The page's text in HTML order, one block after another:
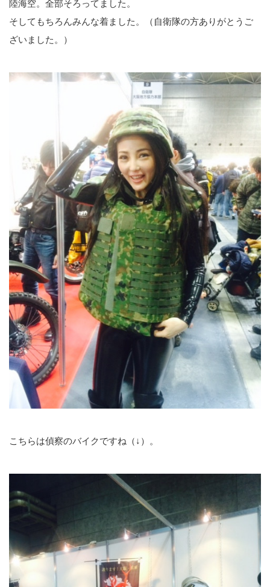
陸海空。全部そろってました。
そしてもちろんみんな着ました。（自衛隊の方ありがとうご
ざいました。）
こちらは偵察のバイクですね（↓）。